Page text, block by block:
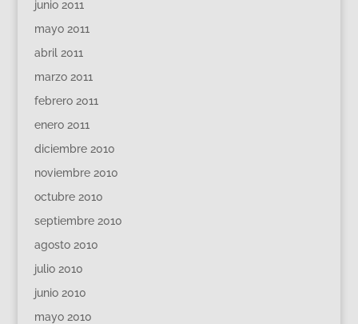
junio 2011
mayo 2011
abril 2011
marzo 2011
febrero 2011
enero 2011
diciembre 2010
noviembre 2010
octubre 2010
septiembre 2010
agosto 2010
julio 2010
junio 2010
mayo 2010